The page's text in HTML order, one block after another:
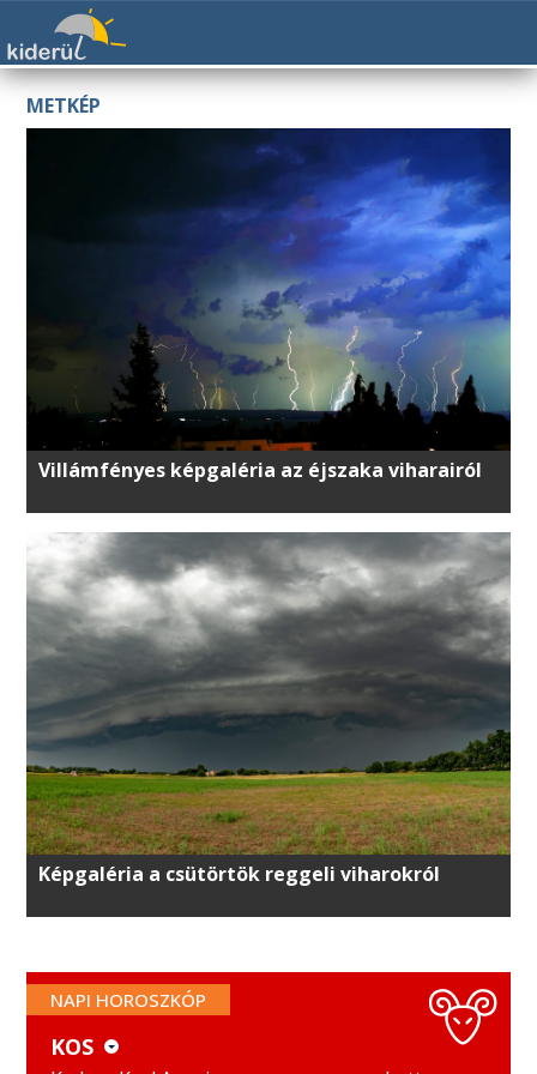
METKÉP
Villámfényes képgaléria az éjszaka viharairól
Képgaléria a csütörtök reggeli viharokról
NAPI HOROSZKÓP
KOS
KOS